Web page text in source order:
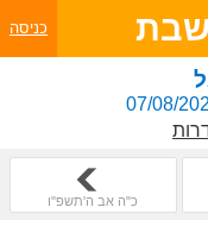
כניסה
כ"ה אב ה'תשפ"ו